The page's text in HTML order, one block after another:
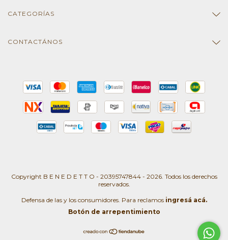
CATEGORÍAS
CONTACTÁNOS
Copyright B E N E D E T T O - 20395747844 - 2026. Todos los derechos
reservados.
Defensa de las y los consumidores. Para reclamos ingresá acá.
Botón de arrepentimiento